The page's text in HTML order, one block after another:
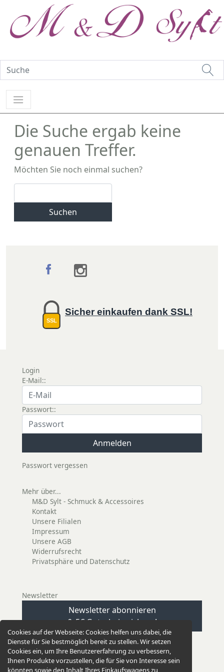
Cookies auf der Webseite:Cookies helfen uns dabei, die
Dienste für Sie bestmöglich bereit zu stellen. Wir setzen
Cookies ein, um Ihre Benutzererfahrung zu verbessern,
Ihnen Produkte vorzustellen, die für Sie von Interesse sein
Die Suche ergab keine
genauen Treffer.
Möchten Sie noch einmal suchen?
Suchen
SSL
Sicher einkaufen dank SSL!
Login
E-Mail::
Passwort::
Passwort vergessen
Mehr über...
M&D Sylt - Schmuck & Accessoires
Kontakt
Unsere Filialen
Impressum
Unsere AGB
Widerrufsrecht
Privatsphäre und Datenschutz
Newsletter
Newsletter abonnieren
& 5€ Gutschein sichern!